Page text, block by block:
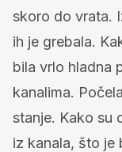
skoro do vrata.
ih je grebala.
bila vrlo hladna
kanalima.
stanje. Kako su
iz kanala, što je